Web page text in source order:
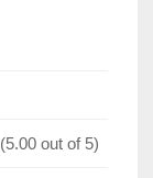
(5.00 out of 5)